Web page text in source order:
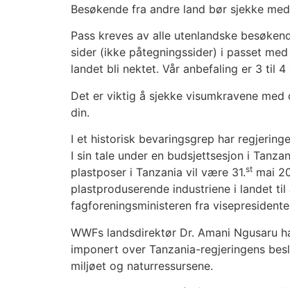
Besøkende fra andre land bør sjekke
Pass kreves av alle utenlandske
sider (ikke påtegningssider) i passet
landet bli nektet. Vår anbefaling er 3 til 4
Det er viktig å sjekke visumkravene
din.
I et historisk bevaringsgrep har
I sin tale under en budsjettsesjon i
plastposer i Tanzania vil være 31.st mai
plastproduserende industriene i landet
fagforeningsministeren fra
WWFs landsdirektør Dr. Amani Ngusaru
imponert over Tanzania-regjeringens
miljøet og naturressursene.